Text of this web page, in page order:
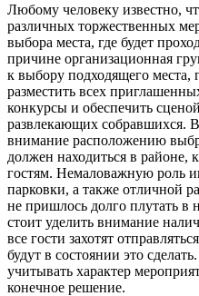
Любому человеку известно,
различных торжественных
выбора места, где будет
причине организационная
к выбору подходящего места,
разместить всех
конкурсы и обеспечить
развлекающих собравшихся.
внимание расположению
должен находиться в районе,
гостям. Немаловажную роль
парковки, а также отличной
не пришлось долго плутать в
стоит уделить внимание
все гости захотят
будут в состоянии это
учитывать характер
конечное решение.